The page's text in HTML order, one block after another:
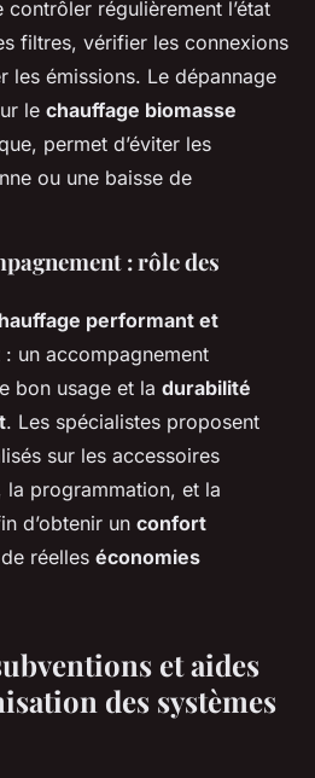
contrôler régulièrement l’état
filtres, vérifier les connexions
les émissions. Le dépannage
le chauffage biomasse
permet d’éviter les
ou une baisse de
: rôle des
performant et
: un accompagnement
bon usage et la durabilité
. Les spécialistes proposent
sur les accessoires
programmation, et la
d’obtenir un confort
réelles économies
et aides
des systèmes